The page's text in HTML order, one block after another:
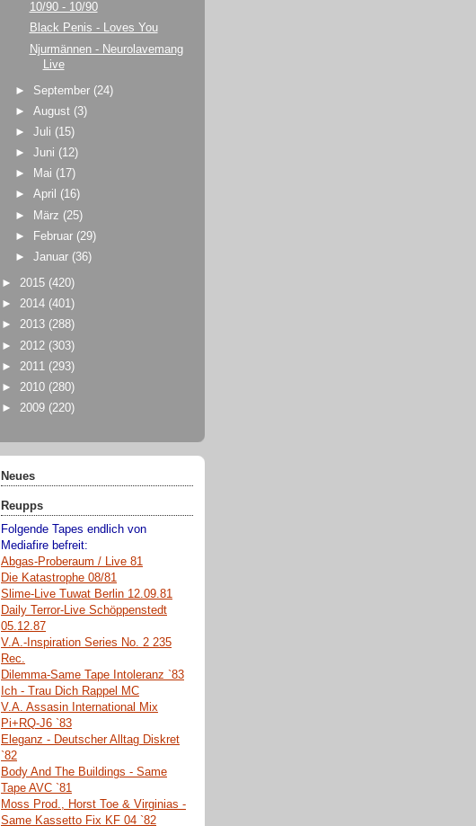
10/90 - 10/90
Black Penis - Loves You
Njurmännen - Neurolavemang
Live
► September (24)
►August (3)
►Juli (15)
►Juni (12)
►
Mai (17)
►April (16)
►
März (25)
►
Februar (29)
►Januar (36)
► 2015 (420)
► 2014 (401)
► 2013 (288)
► 2012 (303)
► 2011 (293)
► 2010 (280)
► 2009 (220)
Neues
Reupps
Folgende Tapes endlich von
Mediafire befreit:
Abgas-Proberaum / Live 81
Die Katastrophe 08/81
Slime-Live Tuwat Berlin 12.09.81
Daily Terror-Live Schöppenstedt
05.12.87
V.A.-Inspiration Series No. 2 235
Rec.
Dilemma-Same Tape Intoleranz `83
Ich - Trau Dich Rappel MC
V.A. Assasin International Mix
Pi+RQ-J6 `83
Eleganz - Deutscher Alltag Diskret
`82
Body And The Buildings - Same
Tape AVC `81
Moss Prod., Horst Toe & Virginias -
Same Kassetto Fix KF 04 `82